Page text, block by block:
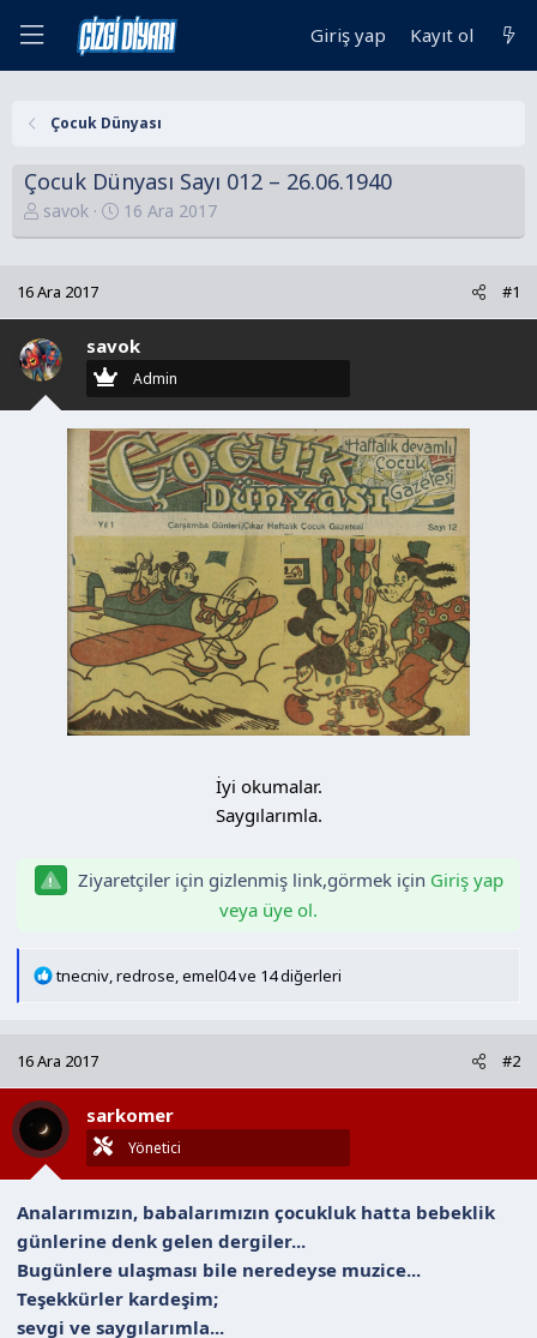
Giriş yap Kayıt ol
Çocuk Dünyası
Çocuk Dünyası Sayı 012 – 26.06.1940
K
o
u
y
u
B
a
savok
B
a
a
n
g
ı
t
a
r
i
16 Ara 2017
16 Ara 2017 #1
savok
Admin
İyi okumalar.
Saygılarımla.
Ziyaretçiler için gizlenmiş link,görmek için Giriş yap
veya üye ol.
T
i
l
e
r
tnecniv,redrose,emel04ve 14 diğerleri
16 Ara 2017 #2
sarkomer
Yönetici
Analarımızın, babalarımızın çocukluk hatta bebeklik
günlerine denk gelen dergiler...
Bugünlere ulaşması bile neredeyse muzice...
Teşekkürler kardeşim;
sevgi ve saygılarımla...